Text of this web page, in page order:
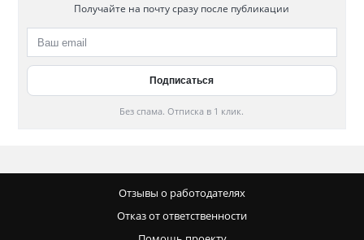
Получайте на почту сразу после публикации
Без спама. Отписка в 1 клик.
Отзывы о работодателях
Отказ от ответственности